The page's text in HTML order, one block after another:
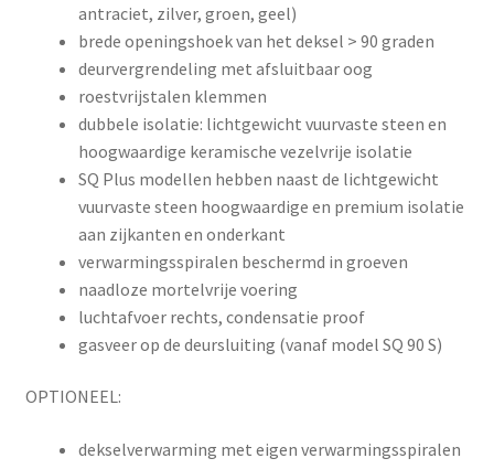
antraciet, zilver, groen, geel)
brede openingshoek van het deksel > 90 graden
deurvergrendeling met afsluitbaar oog
roestvrijstalen klemmen
dubbele isolatie: lichtgewicht vuurvaste steen en
hoogwaardige keramische vezelvrije isolatie
SQ Plus modellen hebben naast de lichtgewicht
vuurvaste steen hoogwaardige en premium isolatie
aan zijkanten en onderkant
verwarmingsspiralen beschermd in groeven
naadloze mortelvrije voering
luchtafvoer rechts, condensatie proof
gasveer op de deursluiting (vanaf model SQ 90 S)
OPTIONEEL:
dekselverwarming met eigen verwarmingsspiralen